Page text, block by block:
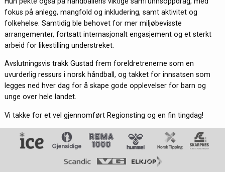
fokus på anlegg, mangfold og inkludering, samt aktivitet og
folkehelse. Samtidig ble behovet for mer miljøbevisste
arrangementer, fortsatt internasjonalt engasjement og et sterkt
arbeid for likestilling understreket.
Avslutningsvis trakk Gustad frem foreldretrenerne som en
uvurderlig ressurs i norsk håndball, og takket for innsatsen som
legges ned hver dag for å skape gode opplevelser for barn og
unge over hele landet.
Vi takke for et vel gjennomført Regionsting og en fin tingdag!